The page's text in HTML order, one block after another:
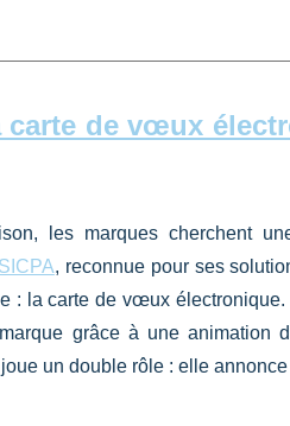
carte de vœux
les marques cherchent
SICPA, reconnue pour ses
: la carte de vœux
marque grâce à une animation
un double rôle : elle annonce